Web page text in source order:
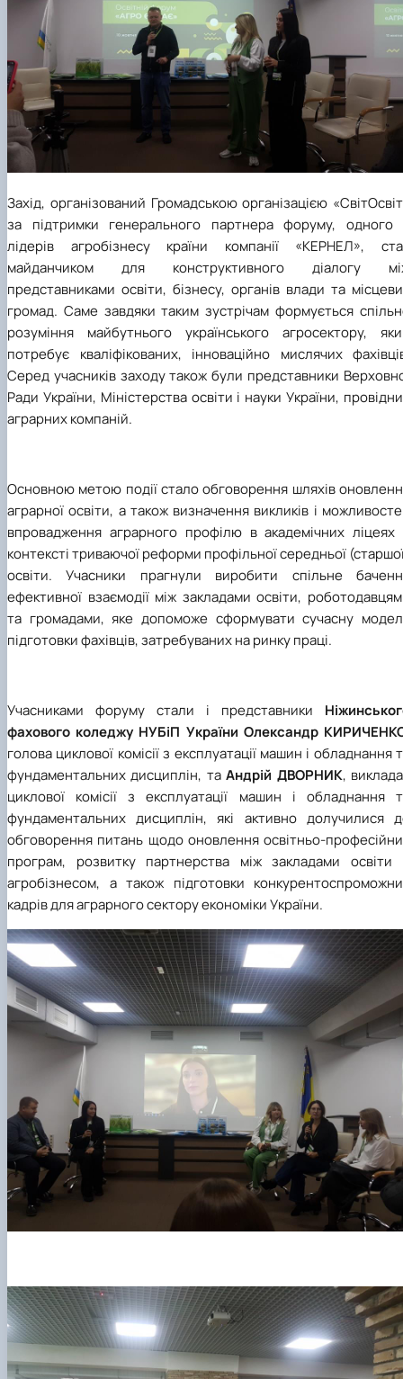
Захід, організований Громадською організацією
за підтримки генерального партнера форуму, одного
лідерів агробізнесу країни компанії «КЕРНЕЛ»,
майданчиком для конструктивного діалогу
представниками освіти, бізнесу, органів влади та
громад. Саме завдяки таким зустрічам формується
розуміння майбутнього українського агросектору,
потребує кваліфікованих, інноваційно мислячих
Серед учасників заходу також були представники
Ради України, Міністерства освіти і науки України,
аграрних компаній.
Основною метою події стало обговорення шляхів
аграрної освіти, а також визначення викликів і
впровадження аграрного профілю в академічних ліцеях
контексті триваючої реформи профільної середньої
освіти. Учасники прагнули виробити спільне
ефективної взаємодії між закладами освіти,
та громадами, яке допоможе сформувати сучасну
підготовки фахівців, затребуваних на ринку праці.
Учасниками форуму стали і представники
фахового коледжу НУБіП України Олександр
голова циклової комісії з експлуатації машин і обладнання
фундаментальних дисциплін, таАндрій ДВОРНИК,
циклової комісії з експлуатації машин і обладнання
фундаментальних дисциплін, які активно долучилися
обговорення питань щодо оновлення освітньо-
програм, розвитку партнерства між закладами освіти
агробізнесом, а також підготовки
кадрів для аграрного сектору економіки України.